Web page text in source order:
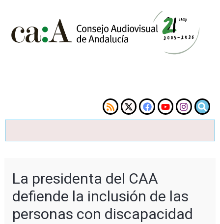
La presidenta del CAA
defiende la inclusión de las
personas con discapacidad